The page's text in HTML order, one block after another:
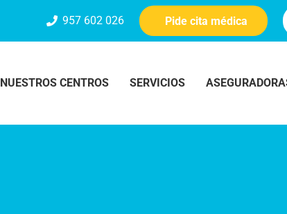
957 602 026 Pide cita médica
NUESTROS CENTROS SERVICIOS